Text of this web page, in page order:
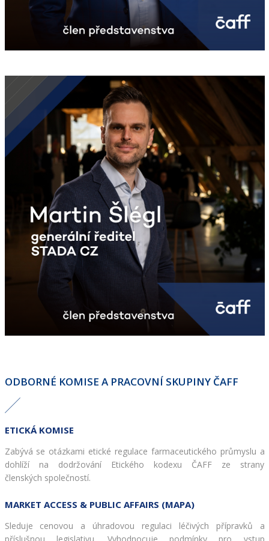
ODBORNÉ KOMISE A PRACOVNÍ SKUPINY ČAFF
ETICKÁ KOMISE
Zabývá se otázkami etické regulace farmaceutického průmyslu a
dohlíží na dodržování Etického kodexu ČAFF ze strany
členských společností.
MARKET ACCESS & PUBLIC AFFAIRS (MAPA)
Sleduje cenovou a úhradovou regulaci léčivých přípravků a